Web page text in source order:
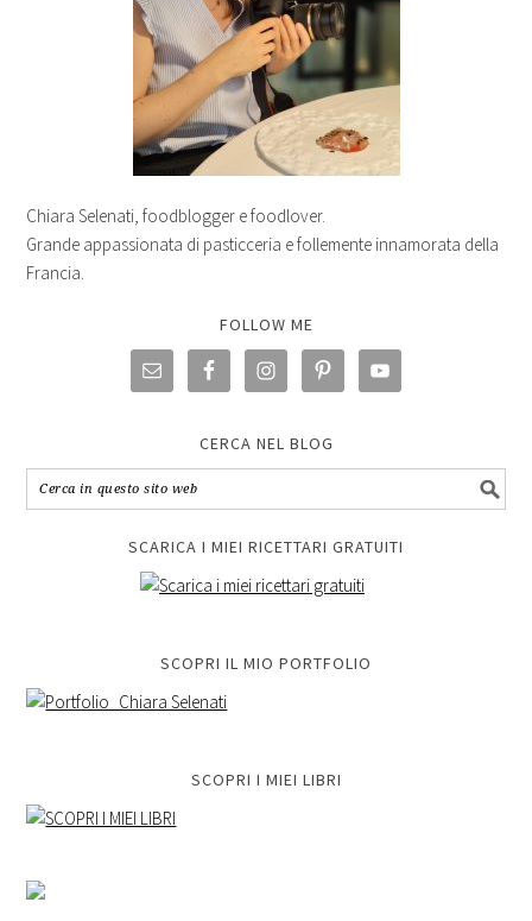
Chiara Selenati, foodblogger e foodlover.
Grande appassionata di pasticceria e follemente innamorata della
Francia.
FOLLOW ME
CERCA NEL BLOG
SCARICA I MIEI RICETTARI GRATUITI
SCOPRI IL MIO PORTFOLIO
SCOPRI I MIEI LIBRI